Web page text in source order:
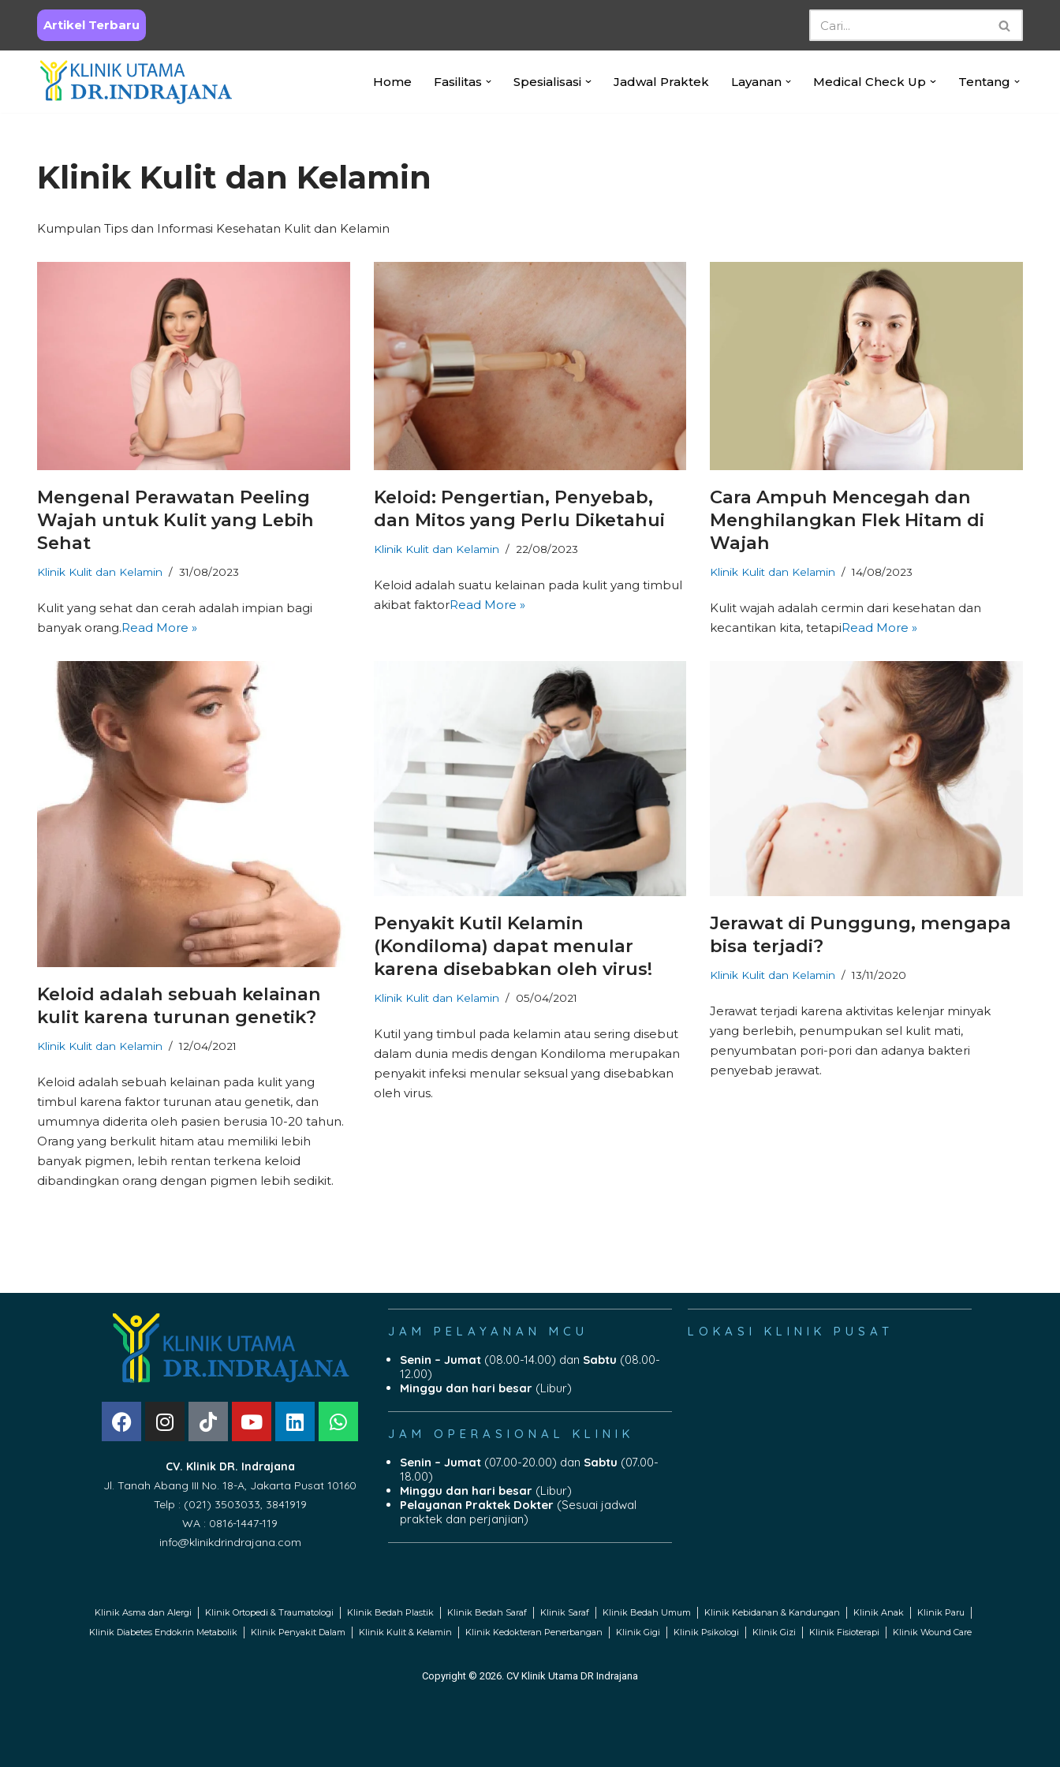
content
Artikel Terbaru
Home Fasilitas Spesialisasi Jadwal Praktek Layanan Medical Check Up Tentang
Klinik Kulit dan Kelamin
Kumpulan Tips dan Informasi Kesehatan Kulit dan Kelamin
Mengenal Perawatan Peeling
Wajah untuk Kulit yang Lebih
Sehat
Klinik Kulit dan Kelamin 31/08/2023
Kulit yang sehat dan cerah adalah impian bagi
banyak orang.Read More »
Keloid: Pengertian, Penyebab,
dan Mitos yang Perlu Diketahui
Klinik Kulit dan Kelamin 22/08/2023
Keloid adalah suatu kelainan pada kulit yang timbul
akibat faktorRead More »
Cara Ampuh Mencegah dan
Menghilangkan Flek Hitam di
Wajah
Klinik Kulit dan Kelamin 14/08/2023
Kulit wajah adalah cermin dari kesehatan dan
kecantikan kita, tetapiRead More »
Keloid adalah sebuah kelainan
kulit karena turunan genetik?
Klinik Kulit dan Kelamin 12/04/2021
Keloid adalah sebuah kelainan pada kulit yang
timbul karena faktor turunan atau genetik, dan
umumnya diderita oleh pasien berusia 10-20 tahun.
Orang yang berkulit hitam atau memiliki lebih
banyak pigmen, lebih rentan terkena keloid
dibandingkan orang dengan pigmen lebih sedikit.
Penyakit Kutil Kelamin
(Kondiloma) dapat menular
karena disebabkan oleh virus!
Klinik Kulit dan Kelamin 05/04/2021
Kutil yang timbul pada kelamin atau sering disebut
dalam dunia medis dengan Kondiloma merupakan
penyakit infeksi menular seksual yang disebabkan
oleh virus.
Jerawat di Punggung, mengapa
bisa terjadi?
Klinik Kulit dan Kelamin 13/11/2020
Jerawat terjadi karena aktivitas kelenjar minyak
yang berlebih, penumpukan sel kulit mati,
penyumbatan pori-pori dan adanya bakteri
penyebab jerawat.
CV. Klinik DR. Indrajana
Jl. Tanah Abang III No. 18-A, Jakarta Pusat 10160
Telp : (021) 3503033, 3841919
WA : 0816-1447-119
info@klinikdrindrajana.com
JAM PELAYANAN MCU
Senin – Jumat(08.00-14.00) dan Sabtu (08.00-
12.00)
Minggu dan hari besar(Libur)
JAM OPERASIONAL KLINIK
Senin – Jumat(07.00-20.00) dan Sabtu (07.00-
18.00)
Minggu dan hari besar(Libur)
Pelayanan Praktek Dokter(Sesuai jadwal
praktek dan perjanjian)
LOKASI KLINIK PUSAT
Klinik Asma dan Alergi Klinik Ortopedi & Traumatologi Klinik Bedah Plastik Klinik Bedah Saraf Klinik Saraf Klinik Bedah Umum Klinik Kebidanan & Kandungan Klinik Anak
Klinik Paru
Klinik Diabetes Endokrin Metabolik
Klinik Penyakit Dalam Klinik Kulit & Kelamin Klinik Kedokteran Penerbangan Klinik Gigi Klinik Psikologi Klinik Gizi Klinik Fisioterapi Klinik Wound Care
Copyright © 2026. CV Klinik Utama DR Indrajana